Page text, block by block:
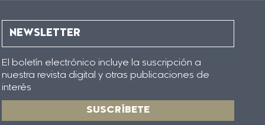
NEWSLETTER
El boletín electrónico incluye la suscripción a
nuestra revista digital y otras publicaciones de
interés
SUSCRÍBETE